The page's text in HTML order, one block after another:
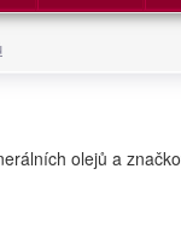
olejů a